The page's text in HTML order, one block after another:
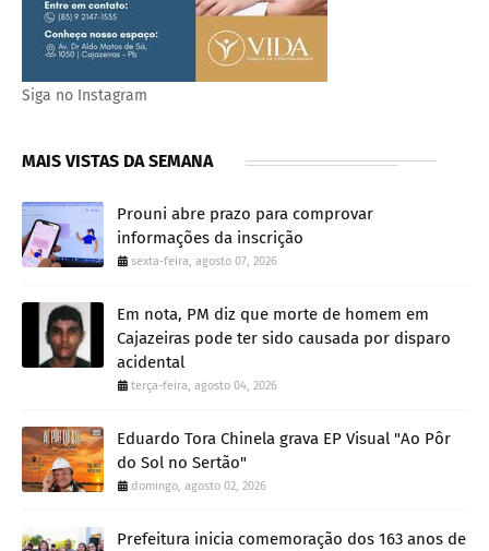
Siga no Instagram
MAIS VISTAS DA SEMANA
Prouni abre prazo para comprovar
informações da inscrição
sexta-feira, agosto 07, 2026
Em nota, PM diz que morte de homem em
Cajazeiras pode ter sido causada por disparo
acidental
terça-feira, agosto 04, 2026
Eduardo Tora Chinela grava EP Visual "Ao Pôr
do Sol no Sertão"
domingo, agosto 02, 2026
Prefeitura inicia comemoração dos 163 anos de